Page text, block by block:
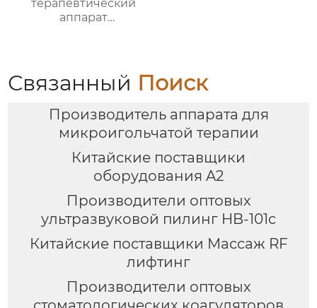
терапевтический
аппарат
татуировки бровей,
пигментное удаление
отбеливание кожи XD-
001
Связанный Поиск
Производитель аппарата для
микроигольчатой терапии
Китайские поставщики
оборудования A2
Производители оптовых
ультразвуковой пилинг HB-101c
Китайские поставщики Массаж RF
лифтинг
Производители оптовых